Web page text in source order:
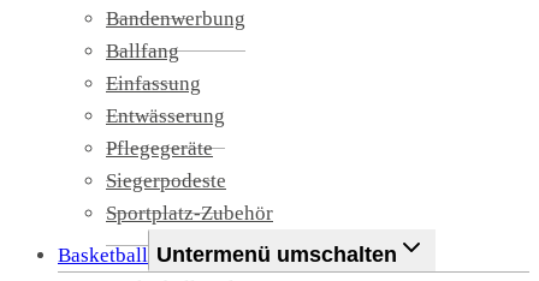
Bandenwerbung
Ballfang
Einfassung
Entwässerung
Pflegegeräte
Siegerpodeste
Sportplatz-Zubehör
Basketball Untermenü umschalten